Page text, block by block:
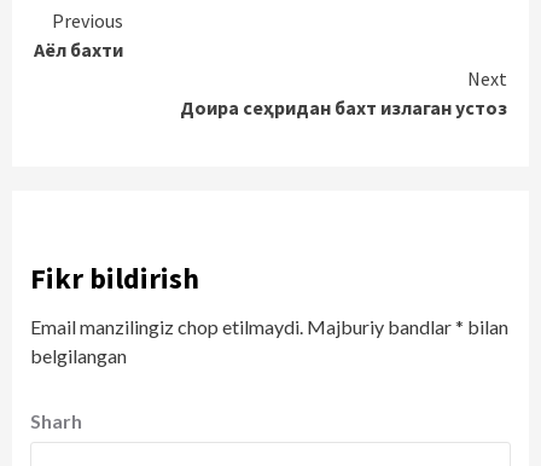
Continue
Reading
Previous
Аёл бахти
Next
Доира сеҳридан бахт излаган устоз
Fikr bildirish
Email manzilingiz chop etilmaydi. Majburiy bandlar* bilan
belgilangan
Sharh